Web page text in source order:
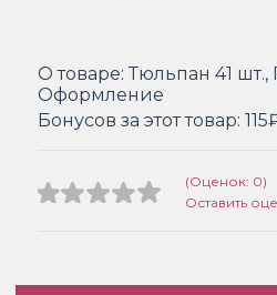
О товаре: Тюльпан 41 шт.,
Оформление
Бонусов за этот товар:
(Оценок: 0)
Оставить